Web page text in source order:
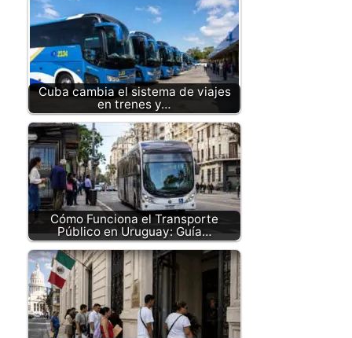
Cuba cambia el sistema de viajes
en trenes y…
Cómo Funciona el Transporte
Público en Uruguay: Guía…